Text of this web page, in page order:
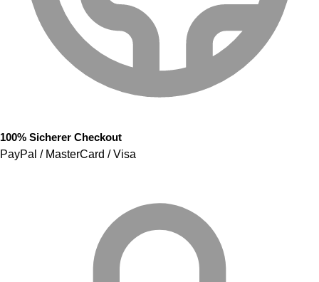
100% Sicherer Checkout
PayPal / MasterCard / Visa